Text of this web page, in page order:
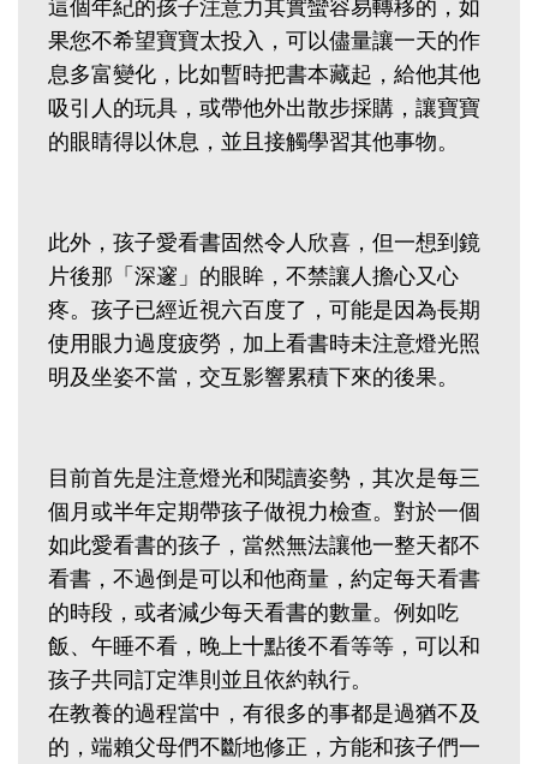
這個年紀的孩子注意力其實蠻容易轉移的，如
果您不希望寶寶太投入，可以儘量讓一天的作
息多富變化，比如暫時把書本藏起，給他其他
吸引人的玩具，或帶他外出散步採購，讓寶寶
的眼睛得以休息，並且接觸學習其他事物。
此外，孩子愛看書固然令人欣喜，但一想到鏡
片後那「深邃」的眼眸，不禁讓人擔心又心
疼。孩子已經近視六百度了，可能是因為長期
使用眼力過度疲勞，加上看書時未注意燈光照
明及坐姿不當，交互影響累積下來的後果。
目前首先是注意燈光和閱讀姿勢，其次是每三
個月或半年定期帶孩子做視力檢查。對於一個
如此愛看書的孩子，當然無法讓他一整天都不
看書，不過倒是可以和他商量，約定每天看書
的時段，或者減少每天看書的數量。例如吃
飯、午睡不看，晚上十點後不看等等，可以和
孩子共同訂定準則並且依約執行。
在教養的過程當中，有很多的事都是過猶不及
的，端賴父母們不斷地修正，方能和孩子們一